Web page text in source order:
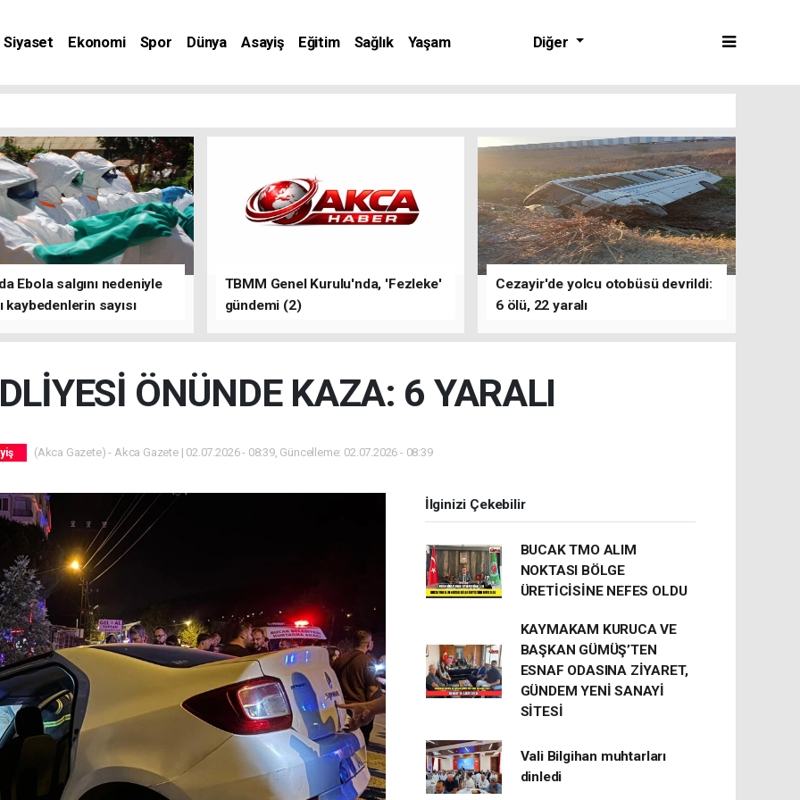
Siyaset Ekonomi Spor Dünya Asayiş Eğitim Sağlık
Yaşam
Diğer
Ebola salgını nedeniyle
kaybedenlerin sayısı
TBMM Genel Kurulu'nda, 'Fezleke'
gündemi (2)
Cezayir'de yolcu otobüsü devrildi:
6 ölü, 22 yaralı
ÖNÜNDE KAZA: 6 YARALI
(Akca Gazete) - Akca Gazete | 02.07.2026 - 08:39, Güncelleme: 02.07.2026 - 08:39
İlginizi Çekebilir
BUCAK TMO ALIM
NOKTASI BÖLGE
ÜRETİCİSİNE NEFES OLDU
KAYMAKAM KURUCA VE
BAŞKAN GÜMÜŞ’TEN
ESNAF ODASINA ZİYARET,
GÜNDEM YENİ SANAYİ
SİTESİ
Vali Bilgihan muhtarları
dinledi